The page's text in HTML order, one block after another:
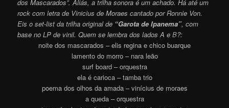
dos Mascarados”. Aliás, a trilha sonora é um achado. Há até um
rock com letra de Vinicius de Moraes cantado por Ronnie Von.
Eis o set-list da trilha original de “Garota de Ipanema”, com
base no LP de vinil. Quem se lembra dos lados A eB?:
noite dos mascarados – elis regina e chico buarque
lamento do morro – nara leão
surf board – orquestra
ela é carioca – tamba trio
poema dos olhos da amada – vinícius de moraes
a queda – orquestra